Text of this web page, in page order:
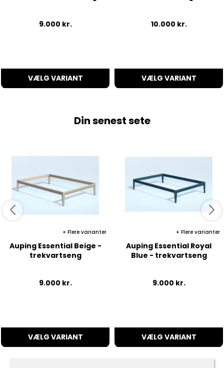
9.000 kr.
VÆLG VARIANT
10.000 kr.
VÆLG VARIANT
Din senest sete
Flere varianter
Auping Essential Beige -
trekvartseng
9.000 kr.
VÆLG VARIANT
Flere varianter
Auping Essential Royal
Blue - trekvartseng
9.000 kr.
VÆLG VARIANT